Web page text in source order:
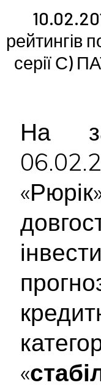
рейтингів
серії С)
На
«